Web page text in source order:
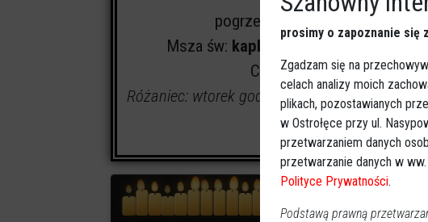
pogrzeb odbędzie się w dniu
Msza św: kaplica Domu
Cmentarz:miejski w
Różaniec: wtorek godz. 9:00 w Kaplicy Domu
Kujawska
prosimy o zapoznanie się
Zgadzam się na
celach analizy moich
plikach, pozostawianych
w Ostrołęce przy ul.
przetwarzaniem danych
przetwarzanie danych w
Polityce Prywatności.
Podstawą prawną